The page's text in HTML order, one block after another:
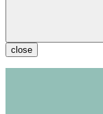
close